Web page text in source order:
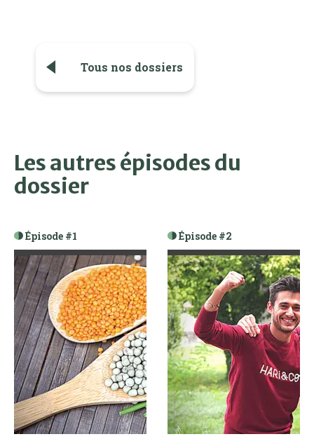
Tous nos dossiers
Les autres épisodes du
dossier
Épisode #1 Épisode #2